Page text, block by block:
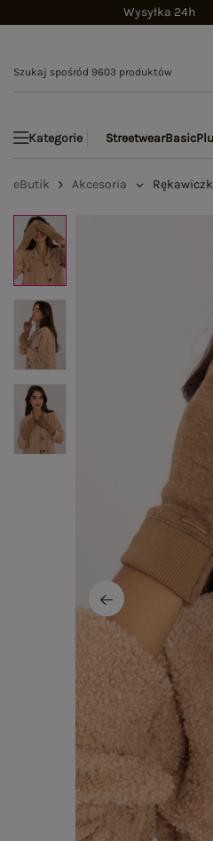
Wysyłka 24h
Kategorie StreetwearBasic
eButik Akcesoria